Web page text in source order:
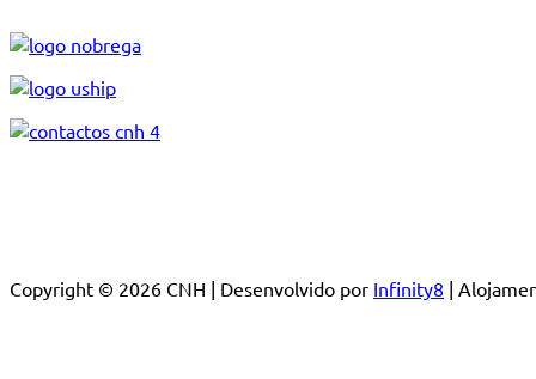
Copyright © 2026 CNH | Desenvolvido por Infinity8 |